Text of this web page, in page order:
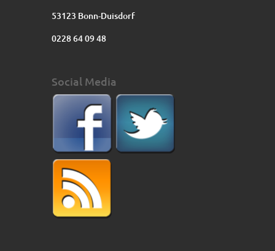
53123 Bonn-Duisdorf
0228 64 09 48
Social Media